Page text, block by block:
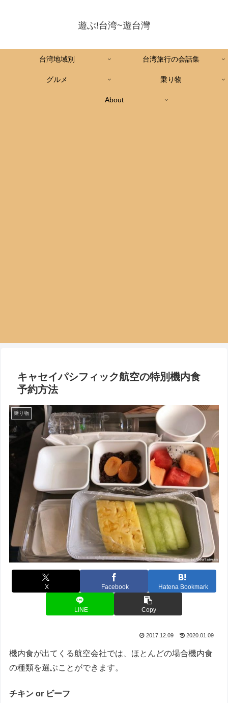
遊ぶ!台湾~遊台灣
台湾地域別 台湾旅行の会話集
グルメ 乗り物
About
キャセイパシフィック航空の特別機内食
予約方法
乗り物
X Facebook Hatena Bookmark
LINE Copy
2017.12.09 2020.01.09
機内食が出てくる航空会社では、ほとんどの場合機内食
の種類を選ぶことができます。
チキン or ビーフ